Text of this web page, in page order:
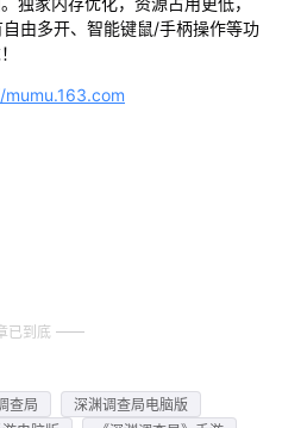
由多开、智能键鼠/手柄操作等功
已到底
查局
深渊调查局电脑版